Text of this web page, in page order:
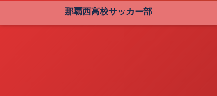
那覇西高校サッカー部